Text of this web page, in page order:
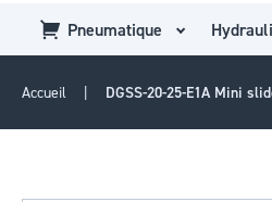
Pneumatique
Accueil DGSS-20-25-E1A Mini